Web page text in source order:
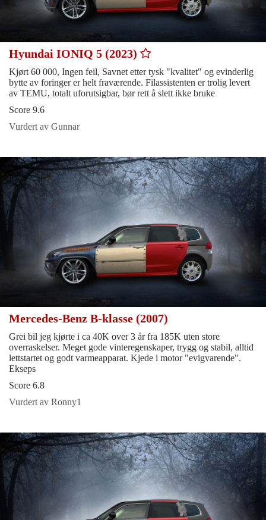
Hyundai IONIQ 5 (2023)
Kjørt 60 000, Ingen feil, Savnet etter tysk "kvalitet" og evinderlig
bytte av foringer er helt fraværende. Filassistenten er trolig levert
av TEMU, totalt uforutsigbar, bør rett å slett ikke bruke
Score 9.6
Vurdert av Gunnar
Mercedes-Benz B-klasse (2007)
Grei bil jeg kjørte i ca 40K over 3 år fra 185K uten store
overraskelser. Meget gode vinteregenskaper, trygg og stabil, alltid
lettstartet og godt varmeapparat. Kjede i motor "evigvarende".
Ekseps
Score 6.8
Vurdert av Ronny1